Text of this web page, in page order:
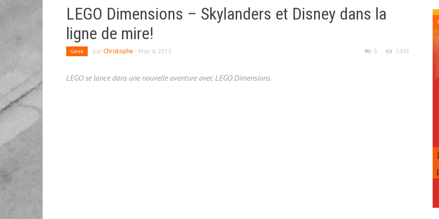
LEGO Dimensions – Skylanders et Disney dans la
ligne de mire!
Geek par Christophe - May 4, 2015 0 5449
LEGO se lance dans une nouvelle aventure avec LEGO Dimensions.